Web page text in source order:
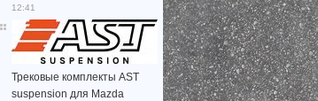
12:41
Трековые комплекты AST
suspension для Mazda